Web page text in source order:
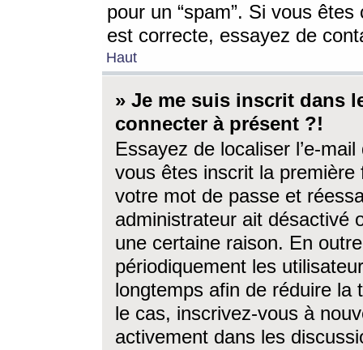
pour un “spam”. Si vous
est correcte, essayez de
Haut
» Je me suis inscrit dans
connecter à présent ?!
Essayez de localiser l’e-
vous êtes inscrit la première
votre mot de passe et
administrateur ait désactivé
une certaine raison. En
périodiquement les
longtemps afin de réduire la
le cas, inscrivez-vous à
activement dans les